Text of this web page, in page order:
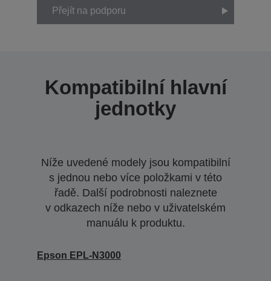
Přejít na podporu
Kompatibilní hlavní
jednotky
Níže uvedené modely jsou kompatibilní
s jednou nebo více položkami v této
řadě. Další podrobnosti naleznete
v odkazech níže nebo v uživatelském
manuálu k produktu.
Epson EPL-N3000